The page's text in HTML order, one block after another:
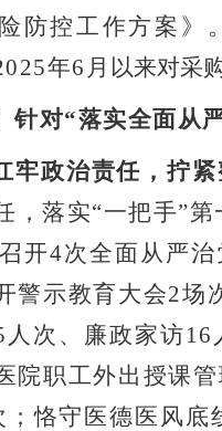
防控工作方案》
年6 月 以来对采
针对“落实全面从
牢政治责任，拧紧
，落实“一把手”第
开4次全面从严
警示教育大会2场
人次、廉政家访16
院职工外出授课
；恪守医德医风